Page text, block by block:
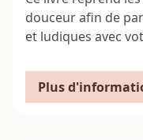
douceur afin de
et ludiques avec
Plus